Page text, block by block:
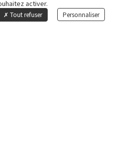
légales
activer.
Tout refuser Personnaliser